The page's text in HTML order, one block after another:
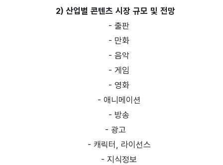
2) 산업별 콘텐츠 시장 규모 및 전망
- 출판
- 만화
- 음악
- 게임
- 영화
- 애니메이션
- 방송
- 광고
- 캐릭터, 라이선스
- 지식정보